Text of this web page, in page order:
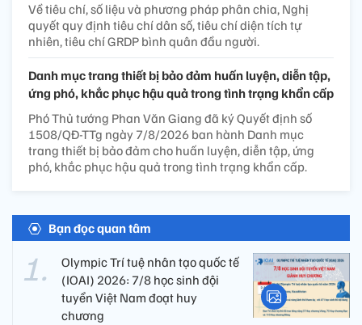
Về tiêu chí, số liệu và phương pháp phân chia, Nghị
quyết quy định tiêu chí dân số, tiêu chí diện tích tự
nhiên, tiêu chí GRDP bình quân đầu người.
Danh mục trang thiết bị bảo đảm huấn luyện, diễn tập,
ứng phó, khắc phục hậu quả trong tình trạng khẩn cấp
Phó Thủ tướng Phan Văn Giang đã ký Quyết định số
1508/QĐ-TTg ngày 7/8/2026 ban hành Danh mục
trang thiết bị bảo đảm cho huấn luyện, diễn tập, ứng
phó, khắc phục hậu quả trong tình trạng khẩn cấp.
Bạn đọc quan tâm
Olympic Trí tuệ nhân tạo quốc tế
(IOAI) 2026: 7/8 học sinh đội
tuyển Việt Nam đoạt huy
chương